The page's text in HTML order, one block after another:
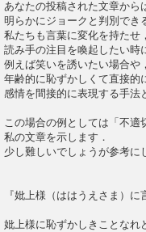
あなたの投稿された文章から
明らかにジョークと判別でき
私たちも言葉に変化を持たせ，
読み手の注目を喚起したい時
例えば笑いを誘いたい場合や，
年齢的に恥ずかしくて直接的
感情を間接的に表現する手法
この場合の例としては「不適
私の文章を示します．
少し難しいでしょうが参考に
『妣上様（ははうえさ
妣上様に恥ずかしきことな